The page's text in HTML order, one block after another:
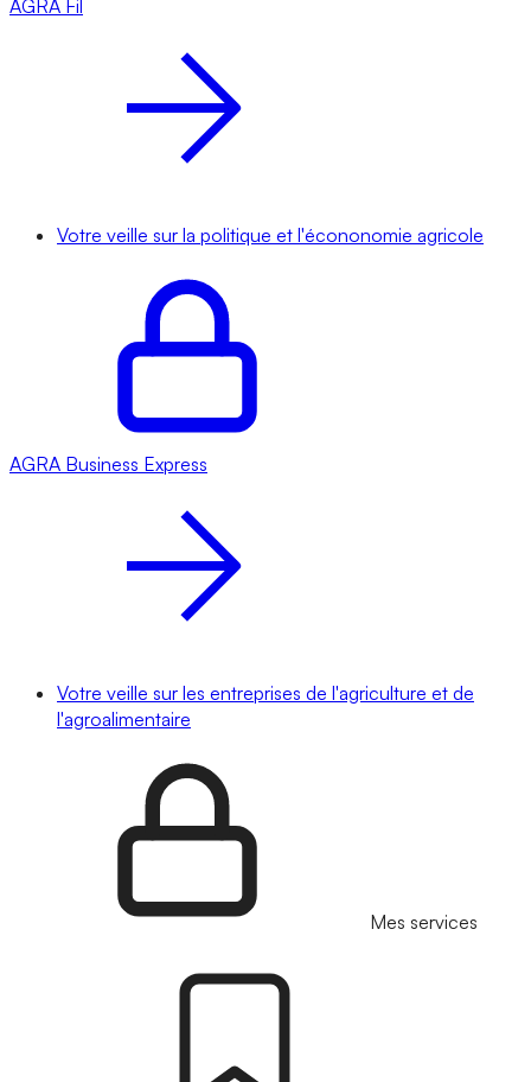
AGRA Fil
Votre veille sur la politique et l'écononomie agricole
AGRA Business Express
Votre veille sur les entreprises de l'agriculture et de
l'agroalimentaire
Mes services